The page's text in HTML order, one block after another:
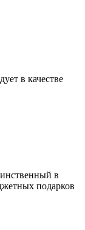
в качестве
в
подарков